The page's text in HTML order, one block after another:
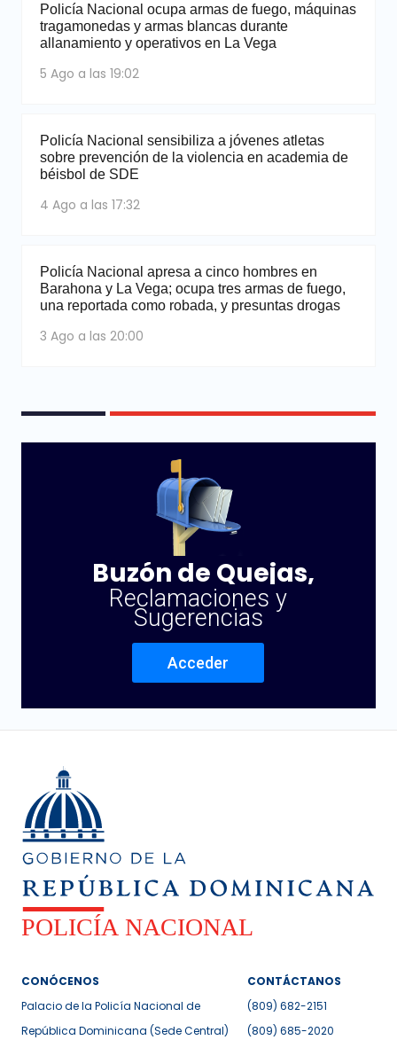
Policía Nacional ocupa armas de fuego, máquinas
tragamonedas y armas blancas durante
allanamiento y operativos en La Vega
5 Ago a las 19:02
Policía Nacional sensibiliza a jóvenes atletas
sobre prevención de la violencia en academia de
béisbol de SDE
4 Ago a las 17:32
Policía Nacional apresa a cinco hombres en
Barahona y La Vega; ocupa tres armas de fuego,
una reportada como robada, y presuntas drogas
3 Ago a las 20:00
Buzón de Quejas,
Reclamaciones y
Sugerencias
Acceder
CONÓCENOS
Palacio de la Policía Nacional de
República Dominicana (Sede Central)
CONTÁCTANOS
(809) 682-2151
(809) 685-2020